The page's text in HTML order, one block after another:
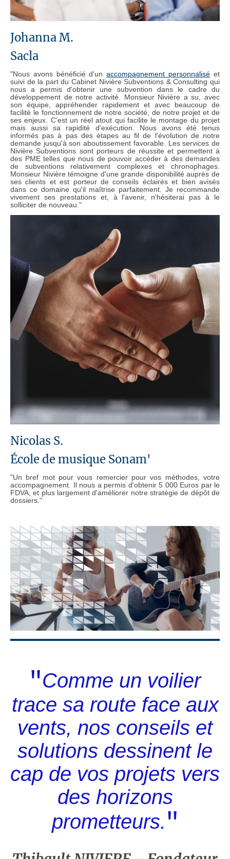
Johanna M.
Sacla
"Nous avons bénéficié d'unaccompagnement personnalisé et
suivi de la part du Cabinet Nivière Subventions & Consulting qui
nous a permis d'obtenir une subvention dans le cadre du
développement de notre activité. Monsieur Nivière a su, avec
son équipe, appréhender rapidement et avec beaucoup de
facilité le fonctionnement de notre société, de notre projet et de
ses enjeux. C'est un réel atout qui facilite le montage du projet
mais aussi sa rapidité d'exécution. Nous avons été tenus
informés pas à pas des étapes au fil de l'évolution de notre
demande jusqu'à son aboutissement favorable. Les services de
Nivière Subventions sont porteurs de réussite et permettent à
des PME telles que nous de pouvoir accéder à des demandes
de subventions relativement complexes et chronophages.
Monsieur Nivière témoigne d'une grande disponibilité auprès de
ses clients et est porteur de conseils éclairés et bien avisés
dans ce domaine qu'il maîtrise parfaitement. Je recommande
vivement ses prestations et, à l'avenir, n'hésiterai pas à le
solliciter de nouveau."
Nicolas S.
École de musique Sonam'
"Un bref mot pour vous remercier pour vos méthodes, votre
accompagnement. Il nous a permis d'obtenir 5 000 Euros par le
FDVA, et plus largement d'améliorer notre stratégie de dépôt de
dossiers."
"Comme un voilier
trace sa route face aux
vents, nos conseils et
solutions dessinent le
cap de vos projets vers
des horizons
prometteurs."